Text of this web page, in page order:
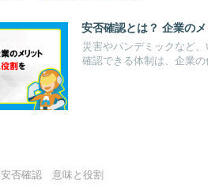
安否確認とは？ 企業の
災害やパンデミックなど
確認できる体制は、企業
安否確認 意味と役割